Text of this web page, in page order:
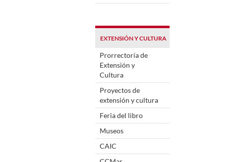
EXTENSIÓN Y CULTURA
Prorrectoría de
Extensión y
Cultura
Proyectos de
extensión y cultura
Feria del libro
Museos
CAIC